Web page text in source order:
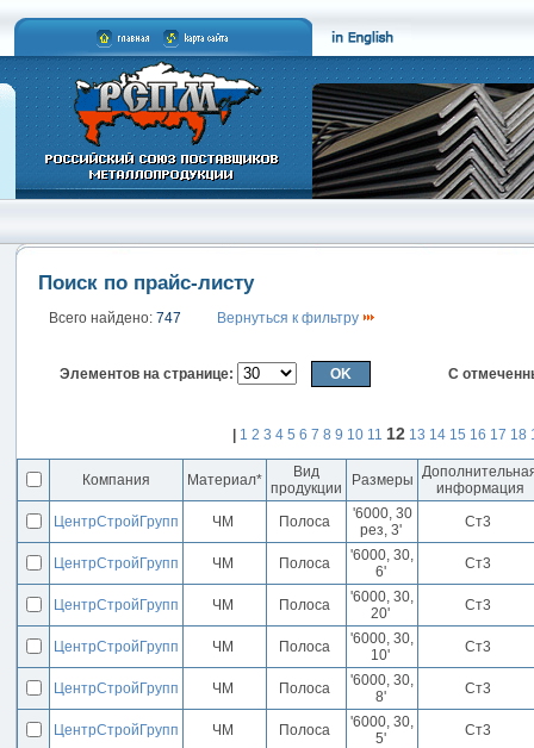
Поиск по прайс-листу
Всего найдено: 747 Вернуться к фильтру
Элементов на странице: С
1 2 3 4 5 6 7 8 9 10 11 12 13 14 15 16 17 18
Компания Материал*
Вид
продукции
Размеры
информация
ЦентрСтройГрупп
ЧМ Полоса
'6000, 30
рез, 3'
Ст3
ЦентрСтройГрупп ЧМ Полоса
'6000, 30,
6'
Ст3
ЦентрСтройГрупп ЧМ Полоса
'6000, 30,
20'
Ст3
ЦентрСтройГрупп ЧМ Полоса
'6000, 30,
10'
Ст3
ЦентрСтройГрупп ЧМ Полоса
'6000, 30,
8'
Ст3
ЦентрСтройГрупп ЧМ Полоса
'6000, 30,
5'
Ст3